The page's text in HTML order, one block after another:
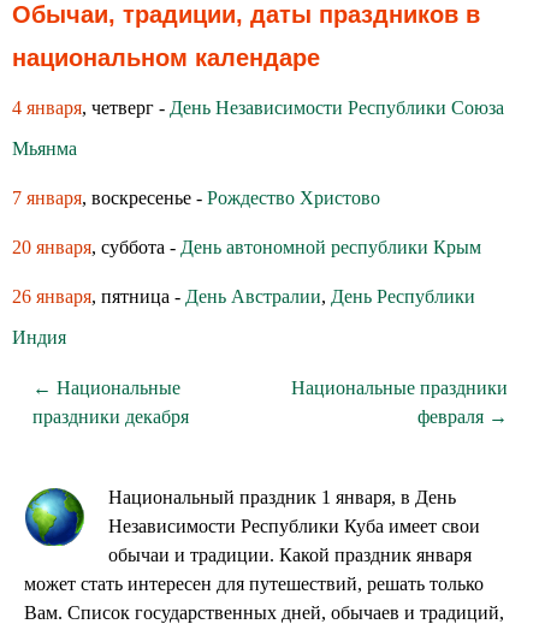
Обычаи, традиции, даты праздников в
национальном календаре
4 января, четверг - День Независимости Республики Союза
Мьянма
7 января, воскресенье - Рождество Христово
20 января, суббота - День автономной республики Крым
26 января, пятница - День Австралии, День Республики
Индия
← Национальные
праздники декабря
Национальные праздники
февраля →
Национальный праздник 1 января, в День
Независимости Республики Куба имеет свои
обычаи и традиции. Какой праздник января
может стать интересен для путешествий, решать только
Вам. Список государственных дней, обычаев и традиций,